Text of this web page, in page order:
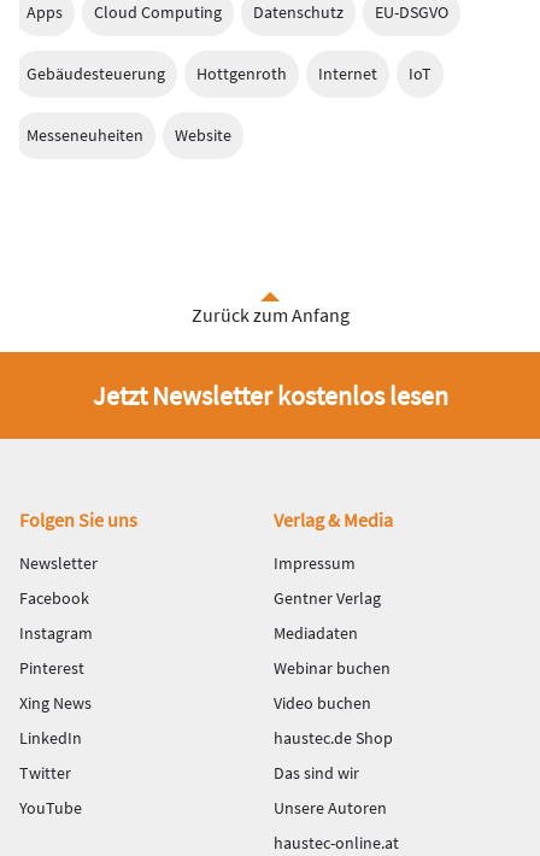
Apps Cloud Computing Datenschutz EU-DSGVO
Gebäudesteuerung Hottgenroth Internet IoT
Messeneuheiten Website
Zurück zum Anfang
Jetzt Newsletter kostenlos lesen
Fußbereich
Folgen Sie uns
Newsletter
Facebook
Instagram
Pinterest
Xing News
LinkedIn
Twitter
YouTube
Verlag & Media
Impressum
Gentner Verlag
Mediadaten
Webinar buchen
Video buchen
haustec.de Shop
Das sind wir
Unsere Autoren
haustec-online.at